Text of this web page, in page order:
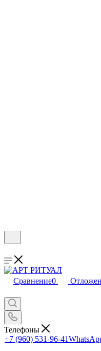
Сравнение0
Телефоны
+7 (960) 531-96-41